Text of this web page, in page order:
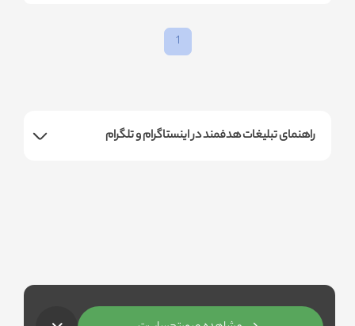
1
راهنمای تبلیغات هدفمند در اینستاگرام و تلگرام